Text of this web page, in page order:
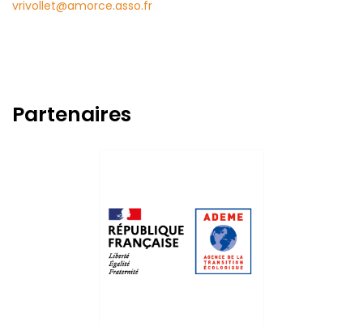
vrivollet@amorce.asso.fr
Partenaires